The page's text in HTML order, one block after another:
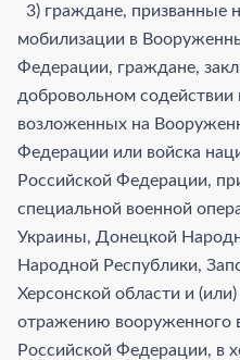
3) граждане, призванные
мобилизации в
Федерации, граждане,
добровольном содействии
возложенных на
Федерации или войска
Российской Федерации,
специальной военной
Украины, Донецкой
Народной Республики,
Херсонской области и
отражению вооруженного
Российской Федерации, в